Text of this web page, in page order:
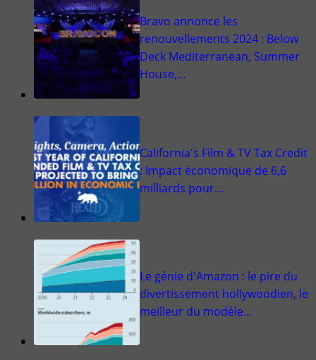
Bravo annonce les
renouvellements 2024 : Below
Deck Mediterranean, Summer
House,…
California's Film & TV Tax Credit
: Impact économique de 6,6
milliards pour…
Le génie d'Amazon : le pire du
divertissement hollywoodien, le
meilleur du modèle…